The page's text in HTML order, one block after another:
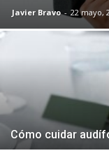
Javier Bravo - 22 mayo,
Cómo cuidar